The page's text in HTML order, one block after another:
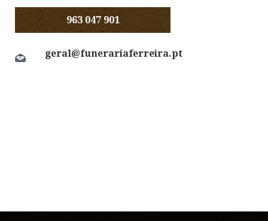
963 047 901
geral@funerariaferreira.pt